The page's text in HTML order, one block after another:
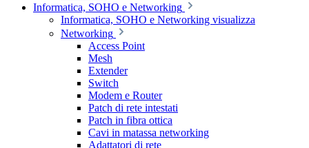
Informatica, SOHO e Networking
Informatica, SOHO e Networking visualizza
Networking
Access Point
Mesh
Extender
Switch
Modem e Router
Patch di rete intestati
Patch in fibra ottica
Cavi in matassa networking
Adattatori di rete